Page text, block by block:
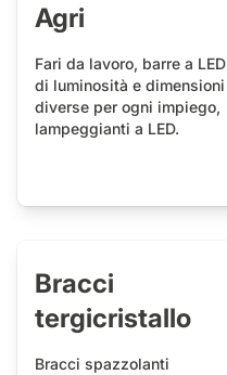
Agri
Fari da lavoro, barre a LED
di luminosità e dimensioni
diverse per ogni impiego,
lampeggianti a LED.
Bracci
tergicristallo
Bracci spazzolanti